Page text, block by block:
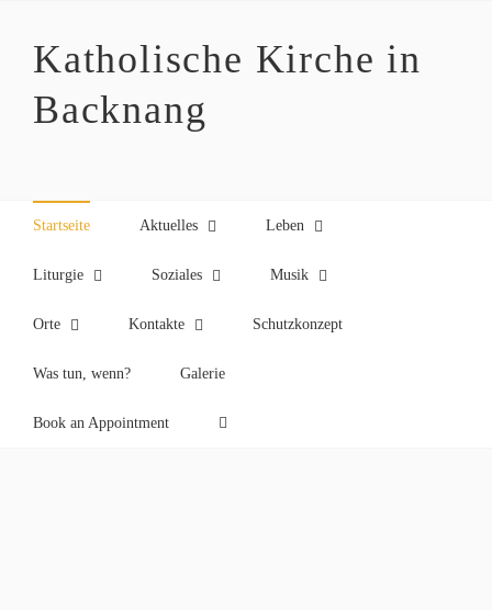
springenKatholische Kirche in
Backnang
Startseite Aktuelles Leben
Liturgie Soziales Musik
Orte Kontakte Schutzkonzept
Was tun, wenn? Galerie
Book an Appointment